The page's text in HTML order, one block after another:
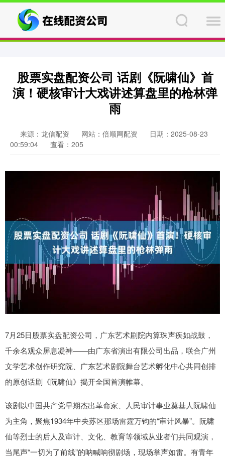
股票实盘配资公司 话剧《阮啸仙》首
演！硬核审计大戏讲述算盘里的枪林弹
雨
来源：龙信配资 网站：倍顺网配资
日期：2025-08-23
00:59:04
查看：205
7月25日股票实盘配资公司，广东艺术剧院内算珠声疾如战鼓，
千余名观众屏息凝神——由广东省演出有限公司出品，联合广州
文学艺术创作研究院、广东艺术剧院舞台艺术孵化中心共同创排
的原创话剧《阮啸仙》揭开全国首演帷幕。
该剧以中国共产党早期杰出革命家、人民审计事业奠基人阮啸仙
为主角，聚焦1934年中央苏区那场雷霆万钧的“审计风暴”。阮啸
仙等烈士的后人及审计、文化、教育等领域从业者们共同观演，
当尾声“一切为了前线”的呐喊响彻剧场，现场掌声如雷。有青年